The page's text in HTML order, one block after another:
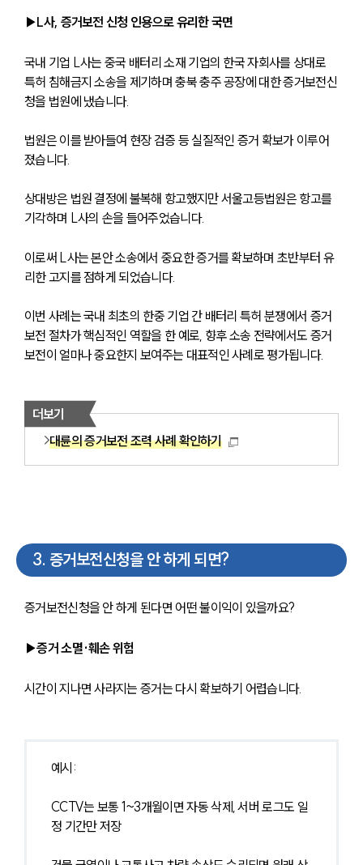
▶L사, 증거보전 신청 인용으로 유리한 국면
국내 기업 L사는 중국 배터리 소재 기업의 한국 자회사를 상대로
특허 침해금지 소송을 제기하며 충북 충주 공장에 대한 증거보전신
청을 법원에 냈습니다.
법원은 이를 받아들여 현장 검증 등 실질적인 증거 확보가 이루어
졌습니다.
상대방은 법원 결정에 불복해 항고했지만 서울고등법원은 항고를
기각하며 L사의 손을 들어주었습니다.
이로써 L사는 본안 소송에서 중요한 증거를 확보하며 초반부터 유
리한 고지를 점하게 되었습니다.
이번 사례는 국내 최초의 한중 기업 간 배터리 특허 분쟁에서 증거
보전 절차가 핵심적인 역할을 한 예로, 향후 소송 전략에서도 증거
보전이 얼마나 중요한지 보여주는 대표적인 사례로 평가됩니다.
더보기
대륜의 증거보전 조력 사례 확인하기
3. 증거보전신청을 안 하게 되면?
증거보전신청을 안 하게 된다면 어떤 불이익이 있을까요?
▶증거 소멸·훼손 위험
시간이 지나면 사라지는 증거는 다시 확보하기 어렵습니다.
예시:
CCTV는 보통 1~3개월이면 자동 삭제, 서버 로그도 일
정 기간만 저장